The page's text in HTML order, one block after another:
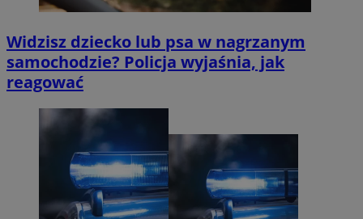
Widzisz dziecko lub psa w nagrzanym
samochodzie? Policja wyjaśnia, jak
reagować